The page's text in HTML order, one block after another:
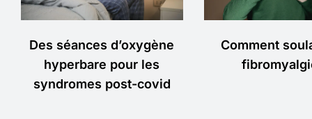
Des séances d’oxygène
hyperbare pour les
syndromes post-covid
Comment